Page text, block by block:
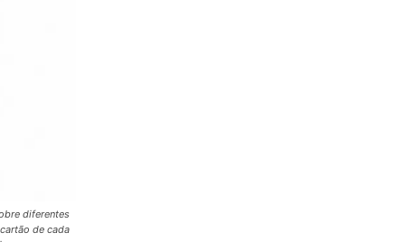
diferentes
de cada